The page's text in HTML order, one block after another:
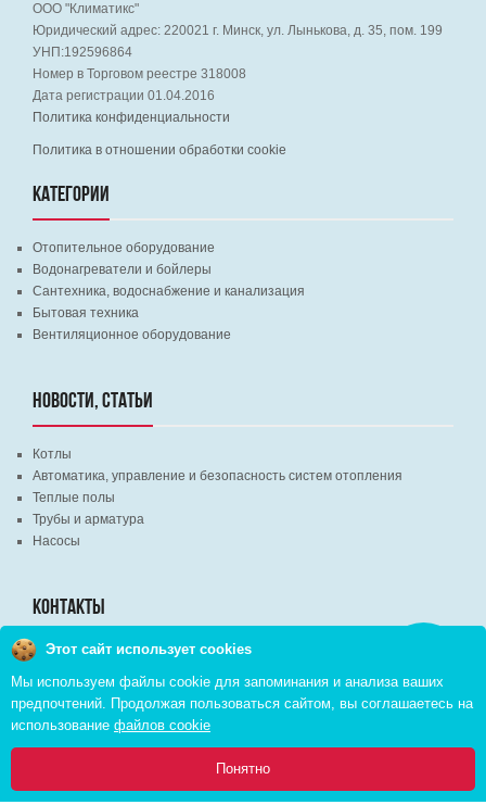
Главная Каталог Инфо Избранное Корзина:
ООО "Климатикс"
Юридический адрес: 220021 г. Минск, ул. Лынькова, д. 35, пом. 199
УНП:192596864
Номер в Торговом реестре 318008
Дата регистрации 01.04.2016
Политика конфиденциальности
Политика в отношении обработки cookie
КАТЕГОРИИ
Отопительное оборудование
Водонагреватели и бойлеры
Сантехника, водоснабжение и канализация
Бытовая техника
Вентиляционное оборудование
НОВОСТИ, СТАТЬИ
Котлы
Автоматика, управление и безопасность систем отопления
Теплые полы
Трубы и арматура
Насосы
КОНТАКТЫ
г. Минск, ВЦ "Экспобел", строительный рынок, павильон № 8c
г. Минск, ул. М. Лынькова, д. 35, пом. 199
+375 (29) 110-46-46 (А1)
+375 (29) 373-90-16 (A1)
Этот сайт использует cookies
Мы используем файлы cookie для запоминания и анализа ваших
предпочтений. Продолжая пользоваться сайтом, вы соглашаетесь на
использование файлов cookie
Понятно